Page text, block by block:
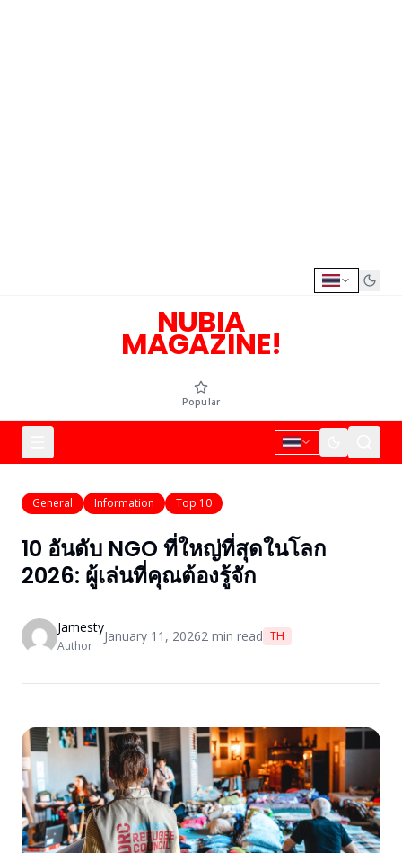
NUBIA
MAGAZINE!
Popular
General Information Top 10
10 อันดับ NGO ที่ใหญ่ที่สุดในโลก
2026: ผู้เล่นที่คุณต้องรู้จัก
Jamesty
Author
January 11, 20262 min read TH